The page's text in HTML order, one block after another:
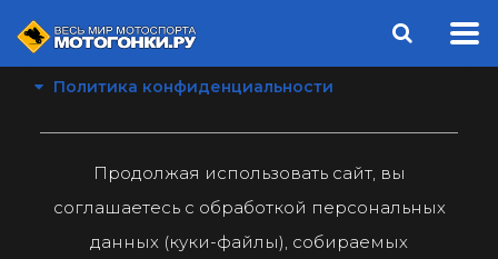
Политика конфиденциальности
Продолжая использовать сайт, вы
соглашаетесь с обработкой персональных
данных (куки-файлы), собираемых